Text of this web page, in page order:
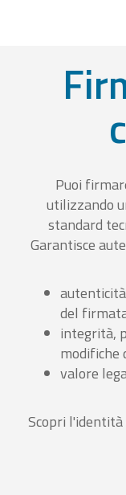
Puoi
utilizzando
standard
Garantisce
del
integrità,
modifiche
valore
Scopri